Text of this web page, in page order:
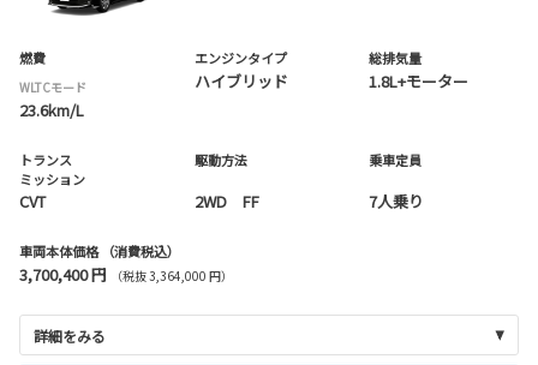
燃費
WLTCモード
23.6km/L
エンジンタイプ
ハイブリッド
総排気量
1.8L+モーター
トランス
ミッション
CVT
駆動方法
2WD FF
乗車定員
7人乗り
車両本体価格 （消費税込）
3,700,400 円 （税抜 3,364,000 円）
詳細をみる